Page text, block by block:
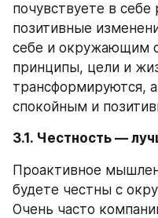
почувствуете в себе
позитивные
себе и окружающим
принципы, цели и
трансформируются,
спокойным и
3.1. Честность —
Проактивное
будете честны с
Очень часто